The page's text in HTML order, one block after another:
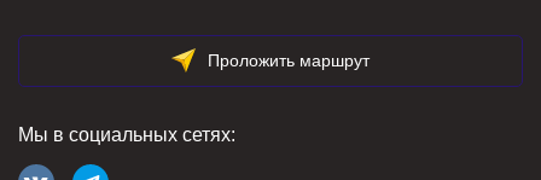
Проложить маршрут
Мы в социальных сетях: